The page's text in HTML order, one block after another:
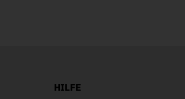
HILFE